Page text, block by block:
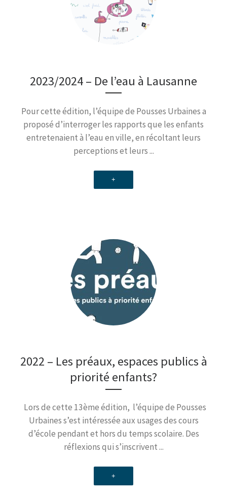
2023/2024 – De l’eau à Lausanne
Pour cette édition, l’équipe de Pousses Urbaines a
proposé d’interroger les rapports que les enfants
entretenaient à l’eau en ville, en récoltant leurs
perceptions et leurs ...
+
2022 – Les préaux, espaces publics à
priorité enfants?
Lors de cette 13ème édition, l’équipe de Pousses
Urbaines s’est intéressée aux usages des cours
d’école pendant et hors du temps scolaire. Des
réflexions qui s’inscrivent ...
+